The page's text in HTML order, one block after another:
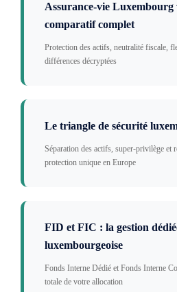
Assurance-vie Luxembourg
comparatif complet
Protection des actifs, neutralité fiscale,
différences décryptées
Le triangle de sécurité
Séparation des actifs, super-privilège et
protection unique en Europe
FID et FIC : la gestion
luxembourgeoise
Fonds Interne Dédié et Fonds Interne
totale de votre allocation